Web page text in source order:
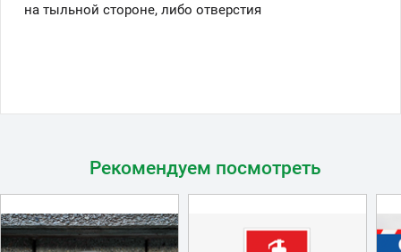
на тыльной стороне, либо отверстия
Рекомендуем посмотреть